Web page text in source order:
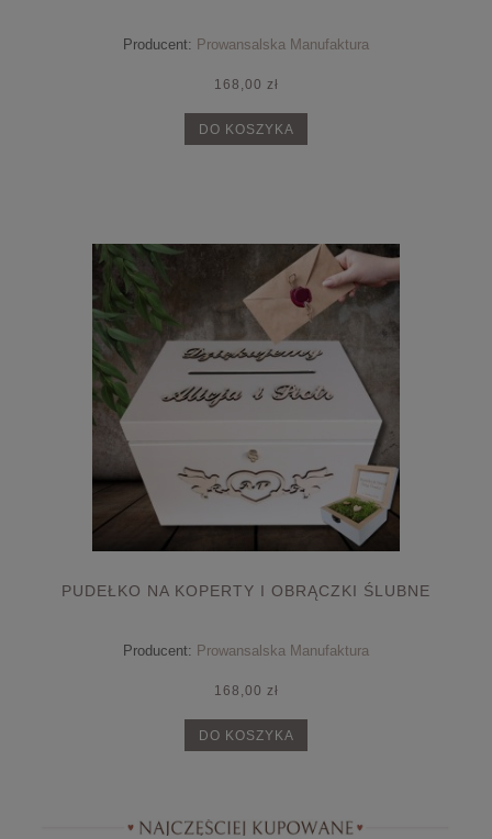
Producent: Prowansalska Manufaktura
168,00 zł
DO KOSZYKA
PUDEŁKO NA KOPERTY I OBRĄCZKI ŚLUBNE
Producent: Prowansalska Manufaktura
168,00 zł
DO KOSZYKA